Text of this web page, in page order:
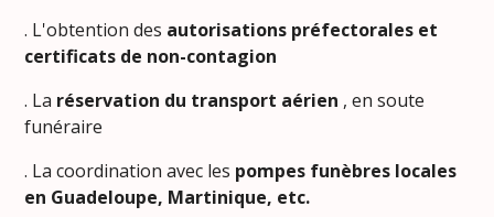
. L'obtention des autorisations préfectorales et
certificats de non-contagion
. La réservation du transport aérien , en soute
funéraire
. La coordination avec les pompes funèbres locales
en Guadeloupe, Martinique, etc.